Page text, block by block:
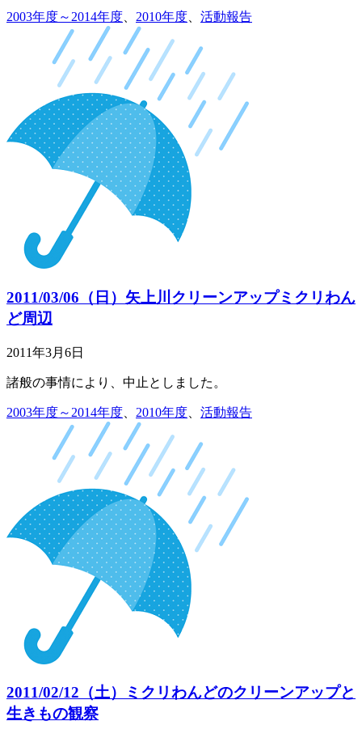
2003年度～2014年度 2010年度 活動報告
2011/03/06（日）矢上川クリーンアップミクリわん
ど周辺
2011年3月6日
諸般の事情により、中止としました。
2003年度～2014年度 2010年度 活動報告
2011/02/12（土）ミクリわんどのクリーンアップと
生きもの観察